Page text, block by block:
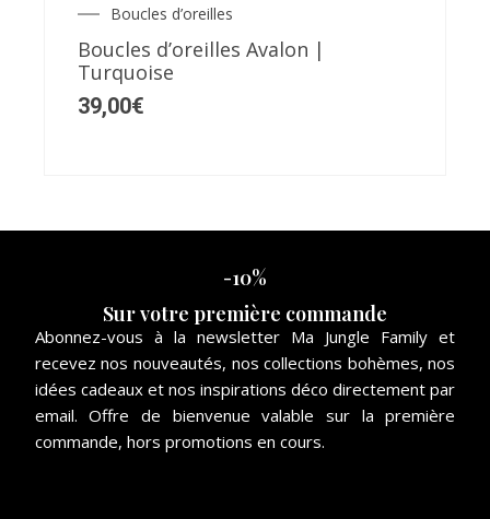
Boucles d’oreilles
Boucles d’oreilles Avalon |
Turquoise
39,00€
-10%
Sur votre première commande
Abonnez-vous à la newsletter Ma Jungle Family et
recevez nos nouveautés, nos collections bohèmes, nos
idées cadeaux et nos inspirations déco directement par
email. Offre de bienvenue valable sur la première
commande, hors promotions en cours.